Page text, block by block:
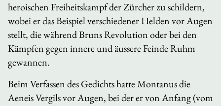
heroischen Freiheitskampf der Zürcher zu schildern,
wobei er das Beispiel verschiedener Helden vor Augen
stellt, die während Bruns Revolution oder bei den
Kämpfen gegen innere und äussere Feinde Ruhm
gewannen.
Beim Verfassen des Gedichts hatte Montanus die
AeneisVergils vor Augen, bei der er von Anfang (vom